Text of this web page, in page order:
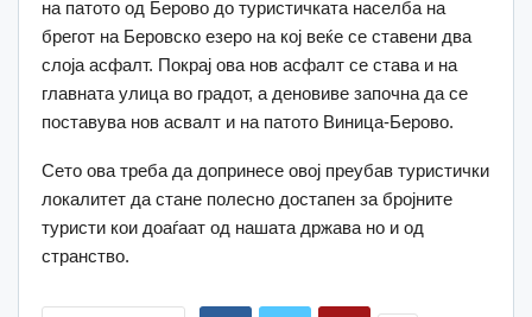
на патото од Берово до туристичката населба на
брегот на Беровско езеро на кој веќе се ставени два
слоја асфалт. Покрај ова нов асфалт се става и на
главната улица во градот, а деновиве започна да се
поставува нов асвалт и на патото Виница-Берово.
Сето ова треба да допринесе овој преубав туристички
локалитет да стане полесно достапен за бројните
туристи кои доаѓаат од нашата држава но и од
странство.